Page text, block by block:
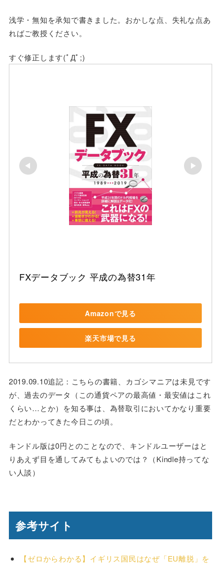
浅学・無知を承知で書きました。おかしな点、失礼な点あ
ればご教授ください。
すぐ修正します(ﾟДﾟ;)
FXデータブック 平成の為替31年
Amazonで見る
楽天市場で見る
2019.09.10追記：こちらの書籍、カゴシマニアは未見です
が、過去のデータ（この通貨ペアの最高値・最安値はこれ
くらい…とか）を知る事は、為替取引においてかなり重要
だとわかってきた今日この頃。
キンドル版は0円とのことなので、キンドルユーザーはと
りあえず目を通してみてもよいのでは？（Kindle持ってな
い人談）
参考サイト
【ゼロからわかる】イギリス国民はなぜ「EU離脱」を